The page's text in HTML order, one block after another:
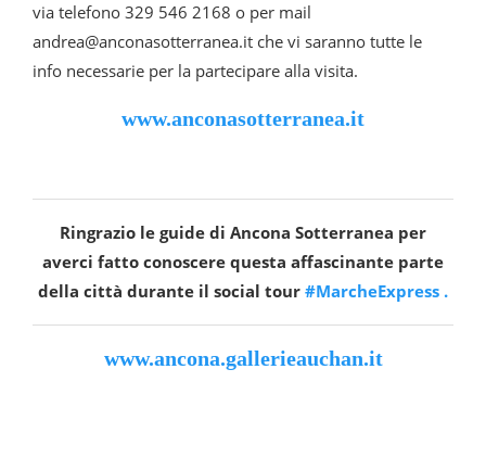
via telefono 329 546 2168 o per mail
andrea@anconasotterranea.it che vi saranno tutte le
info necessarie per la partecipare alla visita.
www.anconasotterranea.it
Ringrazio le guide di Ancona Sotterranea per
averci fatto conoscere questa affascinante parte
della città durante il social tour #MarcheExpress .
www.ancona.gallerieauchan.it